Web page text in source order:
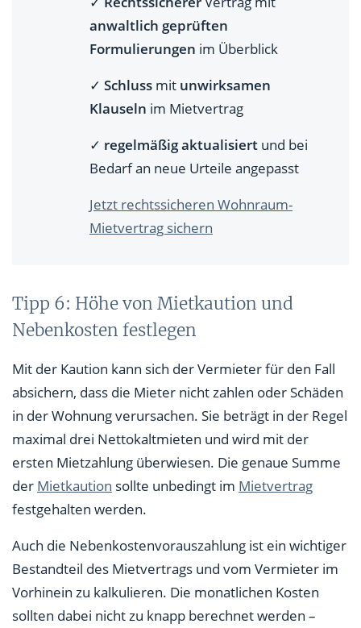
anwaltlich geprüften
Formulierungen im Überblick
✓ Schluss mit unwirksamen
Klauseln im Mietvertrag
✓ regelmäßig aktualisiert und bei
Bedarf an neue Urteile angepasst
Jetzt rechtssicheren Wohnraum-
Mietvertrag sichern
Tipp 6: Höhe von Mietkaution und
Nebenkosten festlegen
Mit der Kaution kann sich der Vermieter für den Fall
absichern, dass die Mieter nicht zahlen oder Schäden
in der Wohnung verursachen. Sie beträgt in der Regel
maximal drei Nettokaltmieten und wird mit der
ersten Mietzahlung überwiesen. Die genaue Summe
der Mietkaution sollte unbedingt im Mietvertrag
festgehalten werden.
Auch die Nebenkostenvorauszahlung ist ein wichtiger
Bestandteil des Mietvertrags und vom Vermieter im
Vorhinein zu kalkulieren. Die monatlichen Kosten
sollten dabei nicht zu knapp berechnet werden –